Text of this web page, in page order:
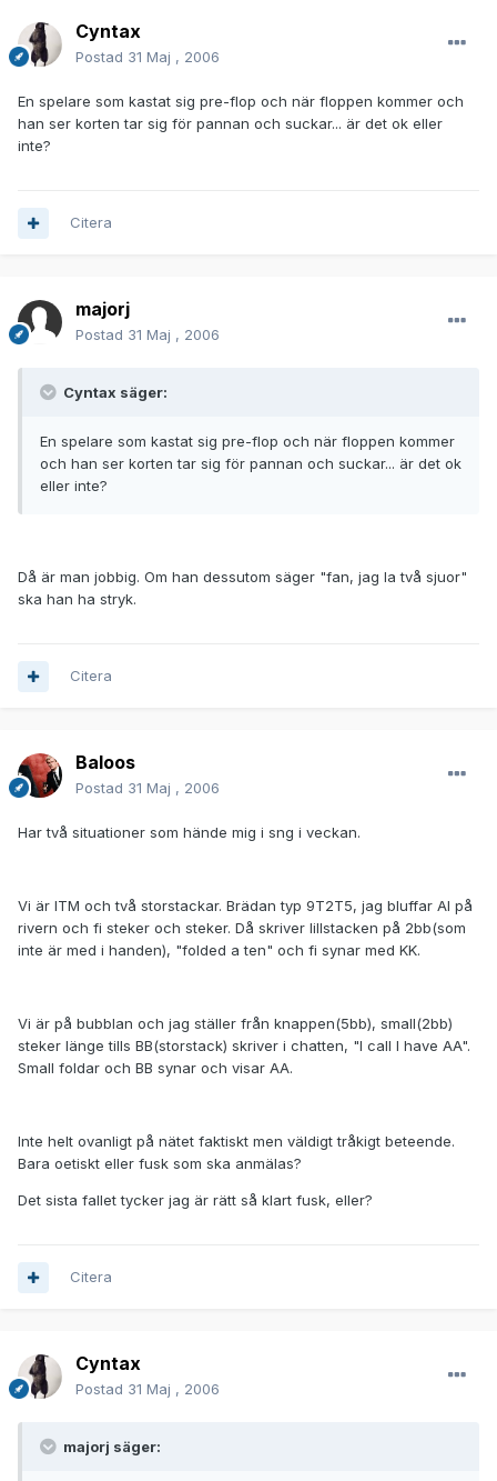
Cyntax
Postad 31 Maj , 2006
En spelare som kastat sig pre-flop och när floppen kommer och
han ser korten tar sig för pannan och suckar... är det ok eller
inte?
Citera
majorj
Postad 31 Maj , 2006
Cyntax säger:
En spelare som kastat sig pre-flop och när floppen kommer
och han ser korten tar sig för pannan och suckar... är det ok
eller inte?
Då är man jobbig. Om han dessutom säger "fan, jag la två sjuor"
ska han ha stryk.
Citera
Baloos
Postad 31 Maj , 2006
Har två situationer som hände mig i sng i veckan.
Vi är ITM och två storstackar. Brädan typ 9T2T5, jag bluffar AI på
rivern och fi steker och steker. Då skriver lillstacken på 2bb(som
inte är med i handen), "folded a ten" och fi synar med KK.
Vi är på bubblan och jag ställer från knappen(5bb), small(2bb)
steker länge tills BB(storstack) skriver i chatten, "I call I have AA".
Small foldar och BB synar och visar AA.
Inte helt ovanligt på nätet faktiskt men väldigt tråkigt beteende.
Bara oetiskt eller fusk som ska anmälas?
Det sista fallet tycker jag är rätt så klart fusk, eller?
Citera
Cyntax
Postad 31 Maj , 2006
majorj säger: